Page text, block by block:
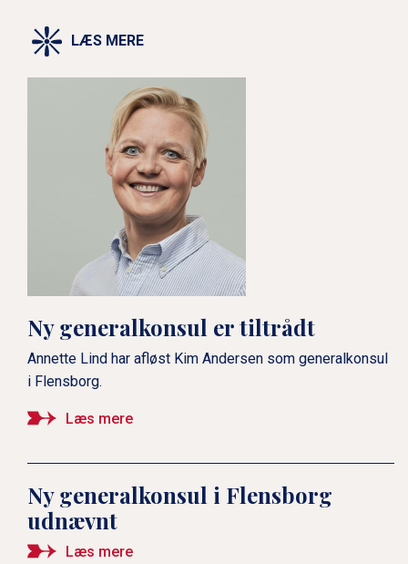
LÆS MERE
Ny generalkonsul er tiltrådt
Annette Lind har afløst Kim Andersen som generalkonsul
i Flensborg.
Læs mere
Ny generalkonsul i Flensborg
udnævnt
Læs mere